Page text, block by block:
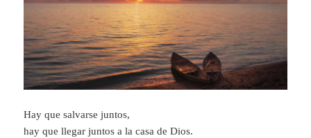
Hay que salvarse juntos,
hay que llegar juntos a la casa de Dios.